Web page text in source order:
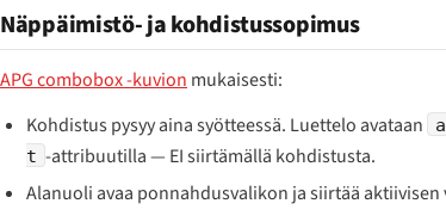
Näppäimistö- ja kohdistussopimus
APG combobox -kuvion mukaisesti:
Kohdistus pysyy aina syötteessä. Luettelo avataan
t -attribuutilla — EI siirtämällä kohdistusta.
Alanuoli avaa ponnahdusvalikon ja siirtää